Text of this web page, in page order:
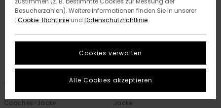
RECYCLED
Timber
Jungen 8-16 Schwarz
Coaches-Jacke
1 RECYCLED
Alder 10K/5K
Jacke
Besucherzahlen). Weitere Informationen finden Sie in unserer
: Cookie-Richtlinieund Datenschutzrichtlinie
Cookies verwalten
Alle Cookies akzeptieren